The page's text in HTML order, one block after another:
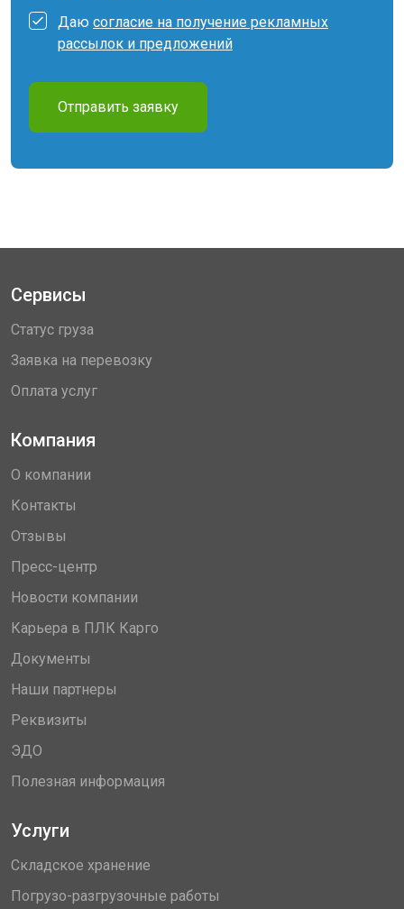
Даю согласие на получение рекламных
рассылок и предложений
Отправить заявку
Сервисы
Статус груза
Заявка на перевозку
Оплата услуг
Компания
О компании
Контакты
Отзывы
Пресс-центр
Новости компании
Карьера в ПЛК Карго
Документы
Наши партнеры
Реквизиты
ЭДО
Полезная информация
Услуги
Складское хранение
Погрузо-разгрузочные работы